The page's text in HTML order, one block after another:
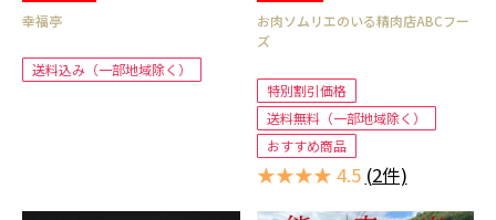
幸福亭
送料込み（一部地域除く）
お肉ソムリエのいる精肉店ABCフー
ズ
特別割引価格
送料無料（一部地域除く）
おすすめ商品
★★★★ 4.5 (2件)